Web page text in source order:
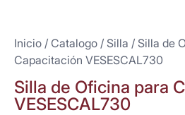
Inicio / Catalogo / Silla / Silla de
Capacitación VESESCAL730
Silla de Oficina para
VESESCAL730